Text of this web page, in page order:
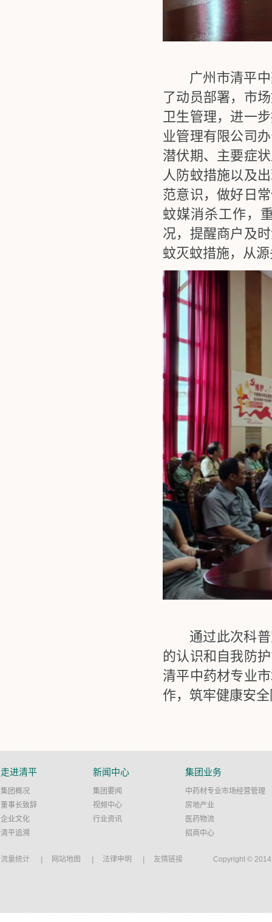
广州市清平中
了动员部署，市
卫生管理，进一
业管理有限公司
潜伏期、主要症
人防蚊措施以及
范意识，做好日
蚊媒消杀工作，
况，提醒商户及
蚊灭蚊措施，从
通过此次科普
的认识和自我防
清平中药材专业
作，筑牢健康安
走进清平
集团概况
董事长致辞
企业文化
清平追溯
新闻中心
集团要闻
视频中心
行业资讯
集团业务
中药材专业市场经营管理
房地产业
医药物流
招商中心
流量统计 网站地图 法律申明 友情链接 Copyright ©